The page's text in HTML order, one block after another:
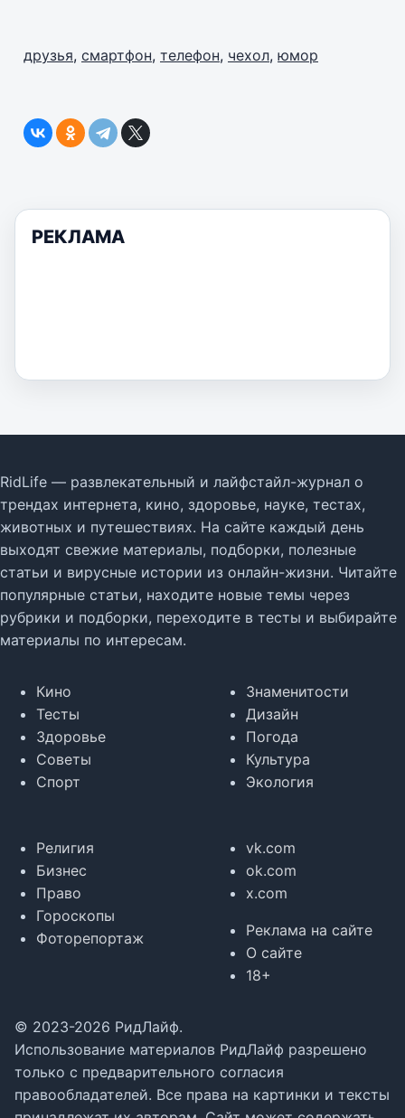
друзья, смартфон, телефон, чехол, юмор
РЕКЛАМА
RidLife — развлекательный и лайфстайл-журнал о
трендах интернета, кино, здоровье, науке, тестах,
животных и путешествиях. На сайте каждый день
выходят свежие материалы, подборки, полезные
статьи и вирусные истории из онлайн-жизни. Читайте
популярные статьи, находите новые темы через
рубрики и подборки, переходите в тесты и выбирайте
материалы по интересам.
Кино
Тесты
Здоровье
Советы
Спорт
Знаменитости
Дизайн
Погода
Культура
Экология
Религия
Бизнес
Право
Гороскопы
Фоторепортаж
vk.com
ok.com
x.com
Реклама на сайте
О сайте
18+
© 2023-2026 РидЛайф.
Использование материалов РидЛайф разрешено
только с предварительного согласия
правообладателей. Все права на картинки и тексты